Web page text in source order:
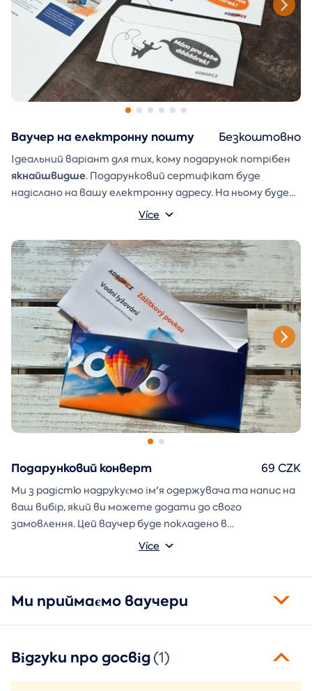
Ваучер на електронну пошту
Ідеальний варіант для тих, кому подарунок потрібен
якнайшвидше. Подарунковий сертифікат буде
надіслано на вашу електронну адресу. На ньому буде
ваше ім'я та напис, який ви можете написати
просто роздрукувати, вирізати та склеїти, також
буде надіслано в електронному листі.
Více
Безкоштовно
Подарунковий конверт
Ми з радістю надрукуємо ім'я одержувача та напис на
ваш вибір, який ви можете додати до свого
замовлення. Цей ваучер буде покладено в
подарунковий конверт і надіслано безпосередньо вам.
Více
69 CZK
Ми приймаємо ваучери
Відгуки про досвід(1)